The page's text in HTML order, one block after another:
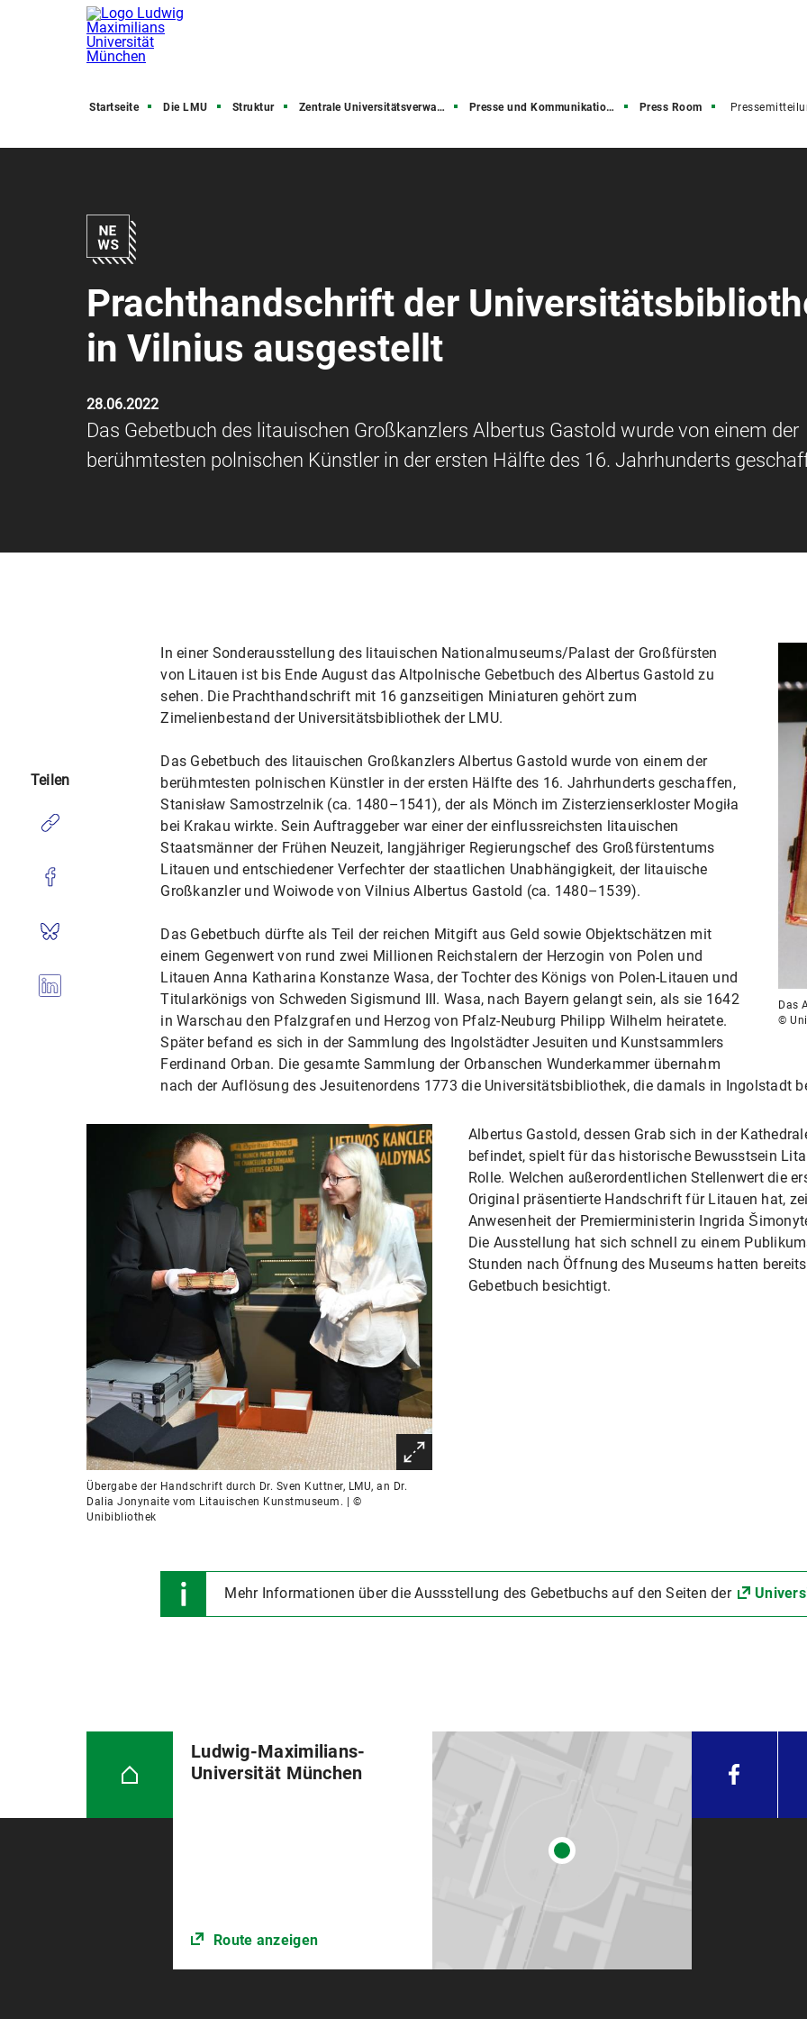
Startseite Die LMU Struktur Zentrale Universitätsverwaltung Presse und Kommunikation (PuK) Press Room
Prachthandschrift der
in Vilnius ausgestellt
28.06.2022
Das Gebetbuch des litauischen Großkanzlers Albertus Gastold wurde von einem der
berühmtesten polnischen Künstler in der ersten Hälfte des 16. Jahrhunderts
Das
©
In einer Sonderausstellung des litauischen Nationalmuseums/Palast der Großfürsten
von Litauen ist bis Ende August das Altpolnische Gebetbuch des Albertus Gastold zu
sehen. Die Prachthandschrift mit 16 ganzseitigen Miniaturen gehört zum
Zimelienbestand der Universitätsbibliothek der LMU.
Das Gebetbuch des litauischen Großkanzlers Albertus Gastold wurde von einem der
berühmtesten polnischen Künstler in der ersten Hälfte des 16. Jahrhunderts geschaffen,
Stanisław Samostrzelnik (ca. 1480–1541), der als Mönch im Zisterzienserkloster Mogiła
bei Krakau wirkte. Sein Auftraggeber war einer der einflussreichsten litauischen
Staatsmänner der Frühen Neuzeit, langjähriger Regierungschef des Großfürstentums
Litauen und entschiedener Verfechter der staatlichen Unabhängigkeit, der litauische
Großkanzler und Woiwode von Vilnius Albertus Gastold (ca. 1480–1539).
Das Gebetbuch dürfte als Teil der reichen Mitgift aus Geld sowie Objektschätzen mit
einem Gegenwert von rund zwei Millionen Reichstalern der Herzogin von Polen und
Litauen Anna Katharina Konstanze Wasa, der Tochter des Königs von Polen-Litauen und
Titularkönigs von Schweden Sigismund III. Wasa, nach Bayern gelangt sein, als sie 1642
in Warschau den Pfalzgrafen und Herzog von Pfalz-Neuburg Philipp Wilhelm heiratete.
Später befand es sich in der Sammlung des Ingolstädter Jesuiten und Kunstsammlers
Ferdinand Orban. Die gesamte Sammlung der Orbanschen Wunderkammer übernahm
nach der Auflösung des Jesuitenordens 1773 die Universitätsbibliothek, die damals in Ingolstadt
Übergabe der Handschrift durch Dr. Sven Kuttner, LMU, an Dr.
Dalia Jonynaite vom Litauischen Kunstmuseum. | ©
Unibibliothek
Albertus Gastold, dessen Grab sich in der
befindet, spielt für das historische Bewusstsein
Rolle. Welchen außerordentlichen Stellenwert die
Original präsentierte Handschrift für Litauen hat,
Anwesenheit der Premierministerin Ingrida
Die Ausstellung hat sich schnell zu einem
Stunden nach Öffnung des Museums hatten
Gebetbuch besichtigt.
Mehr Informationen über die Aussstellung des Gebetbuchs auf den Seiten der
Teilen
Ludwig-Maximilians-
Universität München
Route anzeigen